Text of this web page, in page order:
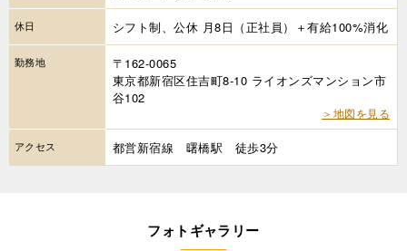
休日 シフト制、公休 月8日（正社員）＋有給100%消化
勤務地
〒162-0065
東京都新宿区住吉町8-10 ライオンズマンション市
谷102
＞地図を見る
アクセス 都営新宿線 曙橋駅 徒歩3分
フォトギャラリー